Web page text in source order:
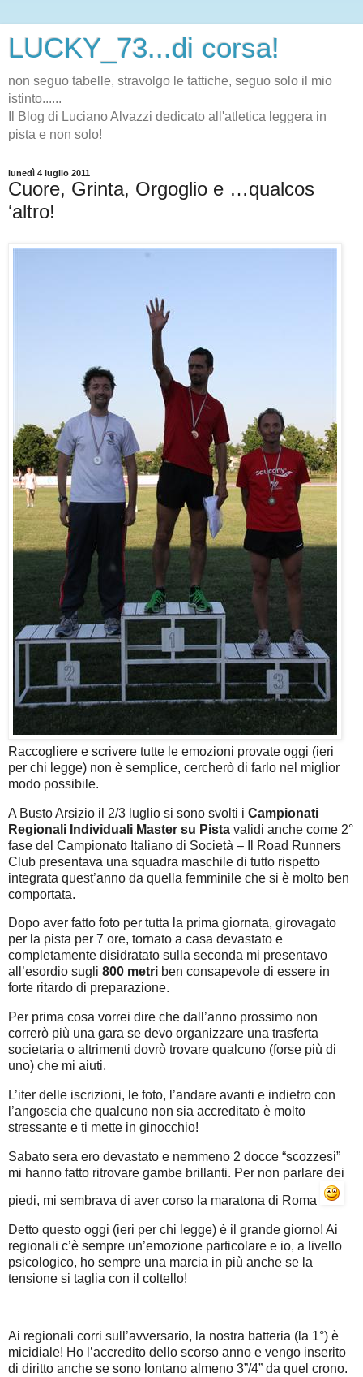
LUCKY_73...di corsa!
non seguo tabelle, stravolgo le tattiche, seguo solo il mio
istinto......
Il Blog di Luciano Alvazzi dedicato all'atletica leggera in
pista e non solo!
lunedì 4 luglio 2011
Cuore, Grinta, Orgoglio e …qualcos
‘altro!
Raccogliere e scrivere tutte le emozioni provate oggi (ieri
per chi legge) non è semplice, cercherò di farlo nel miglior
modo possibile.
A Busto Arsizio il 2/3 luglio si sono svolti i Campionati
Regionali Individuali Master su Pista validi anche come 2°
fase del Campionato Italiano di Società – Il Road Runners
Club presentava una squadra maschile di tutto rispetto
integrata quest’anno da quella femminile che si è molto ben
comportata.
Dopo aver fatto foto per tutta la prima giornata, girovagato
per la pista per 7 ore, tornato a casa devastato e
completamente disidratato sulla seconda mi presentavo
all’esordio sugli 800 metri ben consapevole di essere in
forte ritardo di preparazione.
Per prima cosa vorrei dire che dall’anno prossimo non
correrò più una gara se devo organizzare una trasferta
societaria o altrimenti dovrò trovare qualcuno (forse più di
uno) che mi aiuti.
L’iter delle iscrizioni, le foto, l’andare avanti e indietro con
l’angoscia che qualcuno non sia accreditato è molto
stressante e ti mette in ginocchio!
Sabato sera ero devastato e nemmeno 2 docce “scozzesi”
mi hanno fatto ritrovare gambe brillanti. Per non parlare dei
piedi, mi sembrava di aver corso la maratona di Roma
Detto questo oggi (ieri per chi legge) è il grande giorno! Ai
regionali c’è sempre un’emozione particolare e io, a livello
psicologico, ho sempre una marcia in più anche se la
tensione si taglia con il coltello!
Ai regionali corri sull’avversario, la nostra batteria (la 1°) è
micidiale! Ho l’accredito dello scorso anno e vengo inserito
di diritto anche se sono lontano almeno 3”/4” da quel crono.